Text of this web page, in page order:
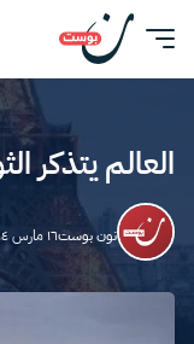
العالم يتذكر
نون بوست١٦ مارس ٢٠١٤